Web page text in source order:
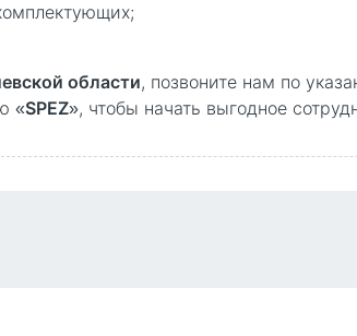
области, позвоните нам по
«SPEZ», чтобы начать выгодное